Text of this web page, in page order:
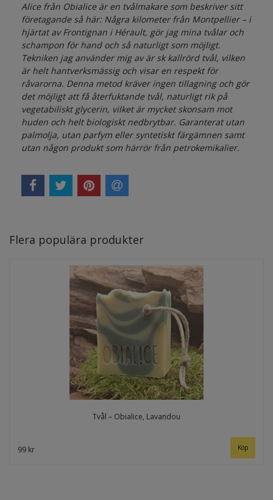
Alice från Obialice är en tvålmakare som beskriver sitt
företagande så här: Några kilometer från Montpellier – i
hjärtat av Frontignan i Hérault, gör jag mina tvålar och
schampon för hand och så naturligt som möjligt.
Tekniken jag använder mig av är sk kallrörd tvål, vilken
är helt hantverksmässig och visar en respekt för
råvarorna. Denna metod kräver ingen tillagning och gör
det möjligt att få återfuktande tvål, naturligt rik på
vegetabiliskt glycerin, vilket är mycket skonsam mot
huden och helt biologiskt nedbrytbar. Garanterat utan
palmolja, utan parfym eller syntetiskt färgämnen samt
utan någon produkt som härrör från petrokemikalier.
Flera populära produkter
Tvål – Obialice, Lavandou
99 kr